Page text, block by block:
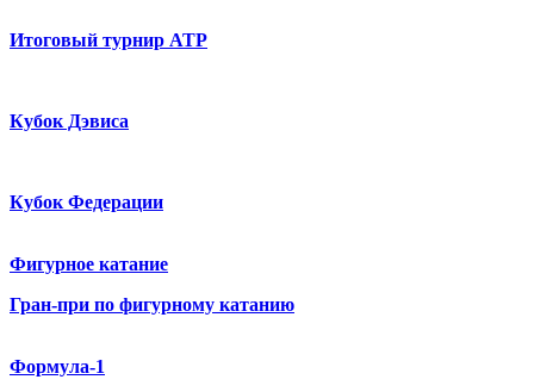
Итоговый турнир ATP
Кубок Дэвиса
Кубок Федерации
Фигурное катание
Гран-при по фигурному катанию
Формула-1